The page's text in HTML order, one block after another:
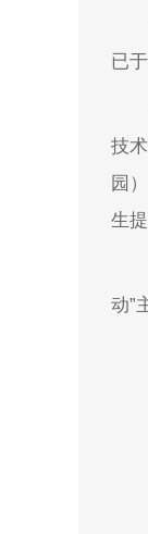
已
技
园
生
动”